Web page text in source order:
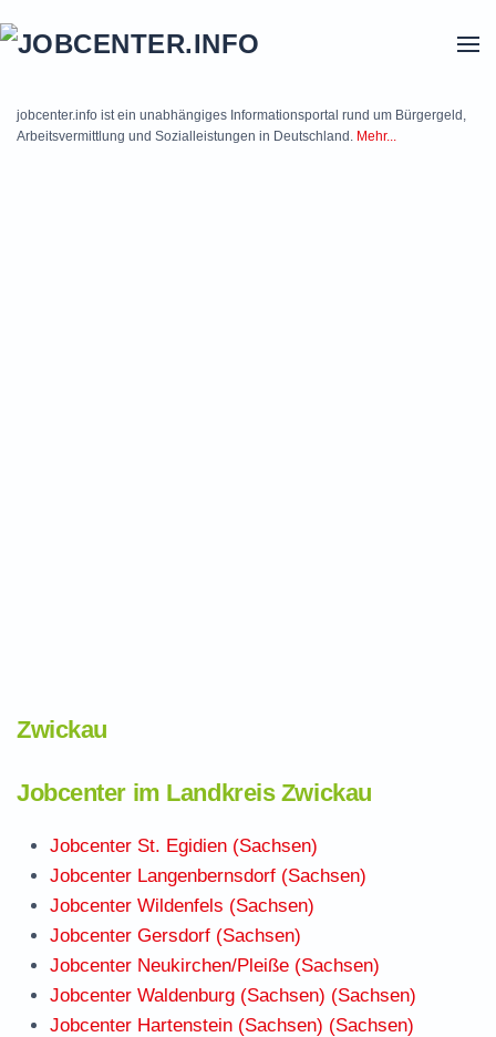
jobcenter.info ist ein unabhängiges Informationsportal rund um Bürgergeld,
Arbeitsvermittlung und Sozialleistungen in Deutschland. Mehr...
Zwickau
Jobcenter im Landkreis Zwickau
Jobcenter St. Egidien (Sachsen)
Jobcenter Langenbernsdorf (Sachsen)
Jobcenter Wildenfels (Sachsen)
Jobcenter Gersdorf (Sachsen)
Jobcenter Neukirchen/Pleiße (Sachsen)
Jobcenter Waldenburg (Sachsen) (Sachsen)
Jobcenter Hartenstein (Sachsen) (Sachsen)